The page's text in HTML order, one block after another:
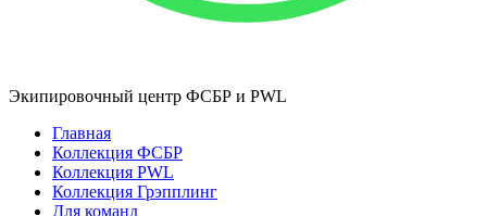
Экипировочный центр ФСБР и PWL
Главная
Коллекция ФСБР
Коллекция PWL
Коллекция Грэпплинг
Для команд